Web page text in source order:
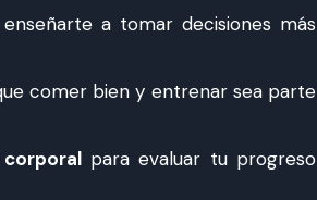
a tomar decisiones más
comer bien y entrenar sea parte
para evaluar tu progreso